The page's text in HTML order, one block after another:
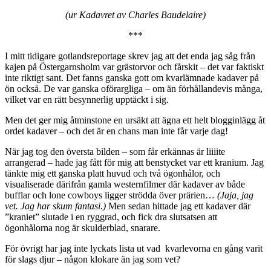
(ur Kadavret av Charles Baudelaire)
***
I mitt tidigare gotlandsreportage skrev jag att det enda jag såg från
kajen på Östergarnsholm var grästorvor och fårskit – det var faktiskt
inte riktigt sant. Det fanns ganska gott om kvarlämnade kadaver på
ön också. De var ganska oförargliga – om än förhållandevis många,
vilket var en rätt besynnerlig upptäckt i sig.
Men det ger mig åtminstone en ursäkt att ägna ett helt blogginlägg åt
ordet kadaver – och det är en chans man inte får varje dag!
När jag tog den översta bilden – som får erkännas är liiiite
arrangerad – hade jag fått för mig att benstycket var ett kranium. Jag
tänkte mig ett ganska platt huvud och två ögonhålor, och
visualiserade därifrån gamla westernfilmer där kadaver av både
bufflar och lone cowboys ligger strödda över prärien… (Jaja, jag
vet. Jag har skum fantasi.) Men sedan hittade jag ett kadaver där
”kraniet” slutade i en ryggrad, och fick dra slutsatsen att
ögonhålorna nog är skulderblad, snarare.
För övrigt har jag inte lyckats lista ut vad kvarlevorna en gång varit
för slags djur – någon klokare än jag som vet?